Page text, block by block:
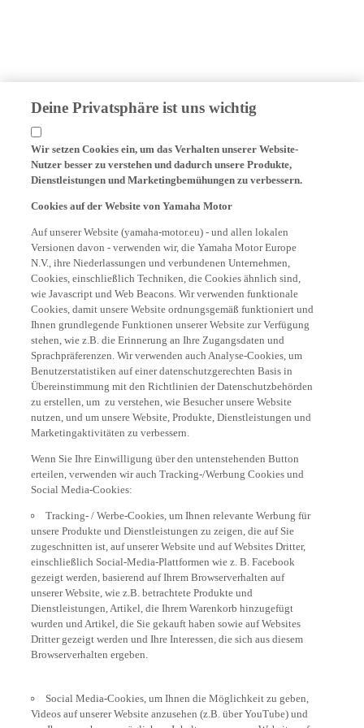
Deine Privatsphäre ist uns wichtig
Wir setzen Cookies ein, um das Verhalten unserer Website-
Nutzer besser zu verstehen und dadurch unsere Produkte,
Dienstleistungen und Marketingbemühungen zu verbessern.
Cookies auf der Website von Yamaha Motor
Auf unserer Website (yamaha-motor.eu) - und allen lokalen
Versionen davon - verwenden wir, die Yamaha Motor Europe
N.V., ihre Niederlassungen und verbundenen Unternehmen,
Cookies, einschließlich Techniken, die Cookies ähnlich sind,
wie Javascript und Web Beacons. Wir verwenden funktionale
Cookies, damit unsere Website ordnungsgemäß funktioniert und
Ihnen grundlegende Funktionen unserer Website zur Verfügung
stehen, wie z.B. die Erinnerung an Ihre Zugangsdaten und
Sprachpräferenzen. Wir verwenden auch Analyse-Cookies, um
Benutzerstatistiken auf einer datenschutzgerechten Basis in
Übereinstimmung mit den Richtlinien der Datenschutzbehörden
zu erstellen, um zu verstehen, wie Besucher unsere Website
nutzen, und um unsere Website, Produkte, Dienstleistungen und
Marketingaktivitäten zu verbessern.
Wenn Sie Ihre Einwilligung über den untenstehenden Button
erteilen, verwenden wir auch Tracking-/Werbung Cookies und
Social Media-Cookies:
Tracking- / Werbe-Cookies, um Ihnen relevante Werbung für
unsere Produkte und Dienstleistungen zu zeigen, die auf Sie
zugeschnitten ist, auf unserer Website und auf Websites Dritter,
einschließlich Social-Media-Plattformen wie z. B. Facebook
gezeigt werden, basierend auf Ihrem Browserverhalten auf
unserer Website, wie z.B. betrachtete Produkte und
Dienstleistungen, Artikel, die Ihrem Warenkorb hinzugefügt
wurden und Artikel, die Sie gekauft haben sowie auf Websites
Dritter gezeigt werden und Ihre Interessen, die sich aus diesem
Browserverhalten ergeben.
Social Media-Cookies, um Ihnen die Möglichkeit zu geben,
Videos auf unserer Website anzusehen (z.B. über YouTube) und
um Ihnen auch zu ermöglichen, Inhalte von unserer Website auf